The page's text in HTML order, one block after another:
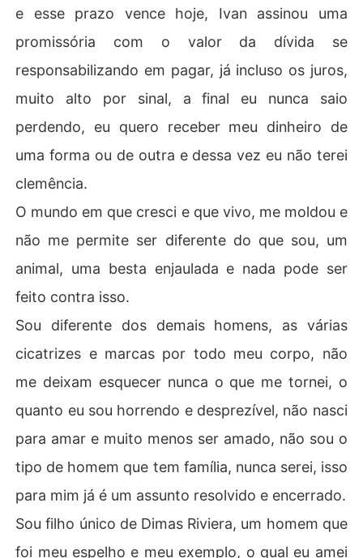
e esse prazo vence hoje, Ivan assinou uma
promissória com o valor da dívida se
responsabilizando em pagar, já incluso os juros,
muito alto por sinal, a final eu nunca saio
perdendo, eu quero receber meu dinheiro de
uma forma ou de outra e dessa vez eu não terei
clemência.
O mundo em que cresci e que vivo, me moldou e
não me permite ser diferente do que sou, um
animal, uma besta enjaulada e nada pode ser
feito contra isso.
Sou diferente dos demais homens, as várias
cicatrizes e marcas por todo meu corpo, não
me deixam esquecer nunca o que me tornei, o
quanto eu sou horrendo e desprezível, não nasci
para amar e muito menos ser amado, não sou o
tipo de homem que tem família, nunca serei, isso
para mim já é um assunto resolvido e encerrado.
Sou filho único de Dimas Riviera, um homem que
foi meu espelho e meu exemplo, o qual eu amei